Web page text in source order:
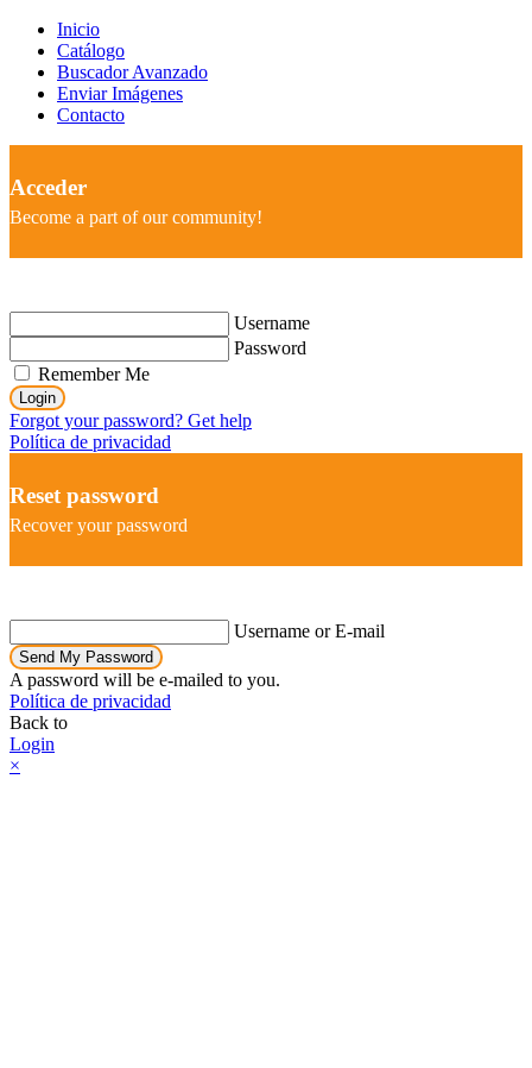
Inicio
Catálogo
Buscador Avanzado
Enviar Imágenes
Contacto
Acceder
Become a part of our community!
Username
Password
Remember Me
Login
Forgot your password? Get help
Política de privacidad
Reset password
Recover your password
Username or E-mail
Send My Password
A password will be e-mailed to you.
Política de privacidad
Back to
Login
×